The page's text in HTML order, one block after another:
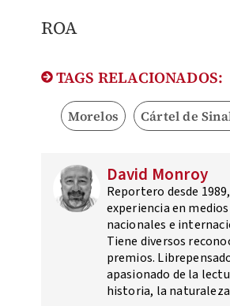
ROA
TAGS RELACIONADOS:
Morelos Cártel de
David Monroy
Reportero desde
experiencia en
nacionales e
Tiene diversos
premios.
apasionado de la
historia, la naturaleza